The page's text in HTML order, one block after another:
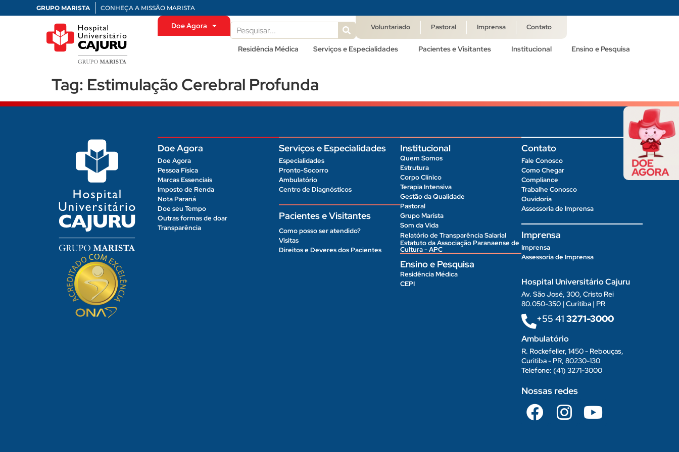
GRUPO MARISTA CONHEÇA A MISSÃO MARISTA
Doe Agora Voluntariado Pastoral Imprensa Contato
Residência Médica Serviços e Especialidades Pacientes e Visitantes Institucional Ensino e Pesquisa
Tag: Estimulação Cerebral Profunda
Doe Agora
Doe Agora
Pessoa Física
Marcas Essenciais
Imposto de Renda
Nota Paraná
Doe seu Tempo
Outras formas de doar
Transparência
Serviços e Especialidades
Especialidades
Pronto-Socorro
Ambulatório
Centro de Diagnósticos
Pacientes e Visitantes
Como posso ser atendido?
Visitas
Direitos e Deveres dos Pacientes
Institucional
Quem Somos
Estrutura
Corpo Clínico
Terapia Intensiva
Gestão da Qualidade
Pastoral
Grupo Marista
Som da Vida
Relatório de Transparência Salarial
Estatuto da Associação Paranaense de
Cultura - APC
Ensino e Pesquisa
Residência Médica
CEPI
Contato
Fale Conosco
Como Chegar
Compliance
Trabalhe Conosco
Ouvidoria
Assessoria de Imprensa
Imprensa
Imprensa
Assessoria de Imprensa
Hospital Universitário Cajuru
Av. São José, 300, Cristo Rei
80.050-350 | Curitiba | PR
+55 41 3271-3000
Ambulatório
R. Rockefeller, 1450 - Rebouças,
Curitiba - PR, 80230-130
Telefone: (41) 3271-3000
Nossas redes